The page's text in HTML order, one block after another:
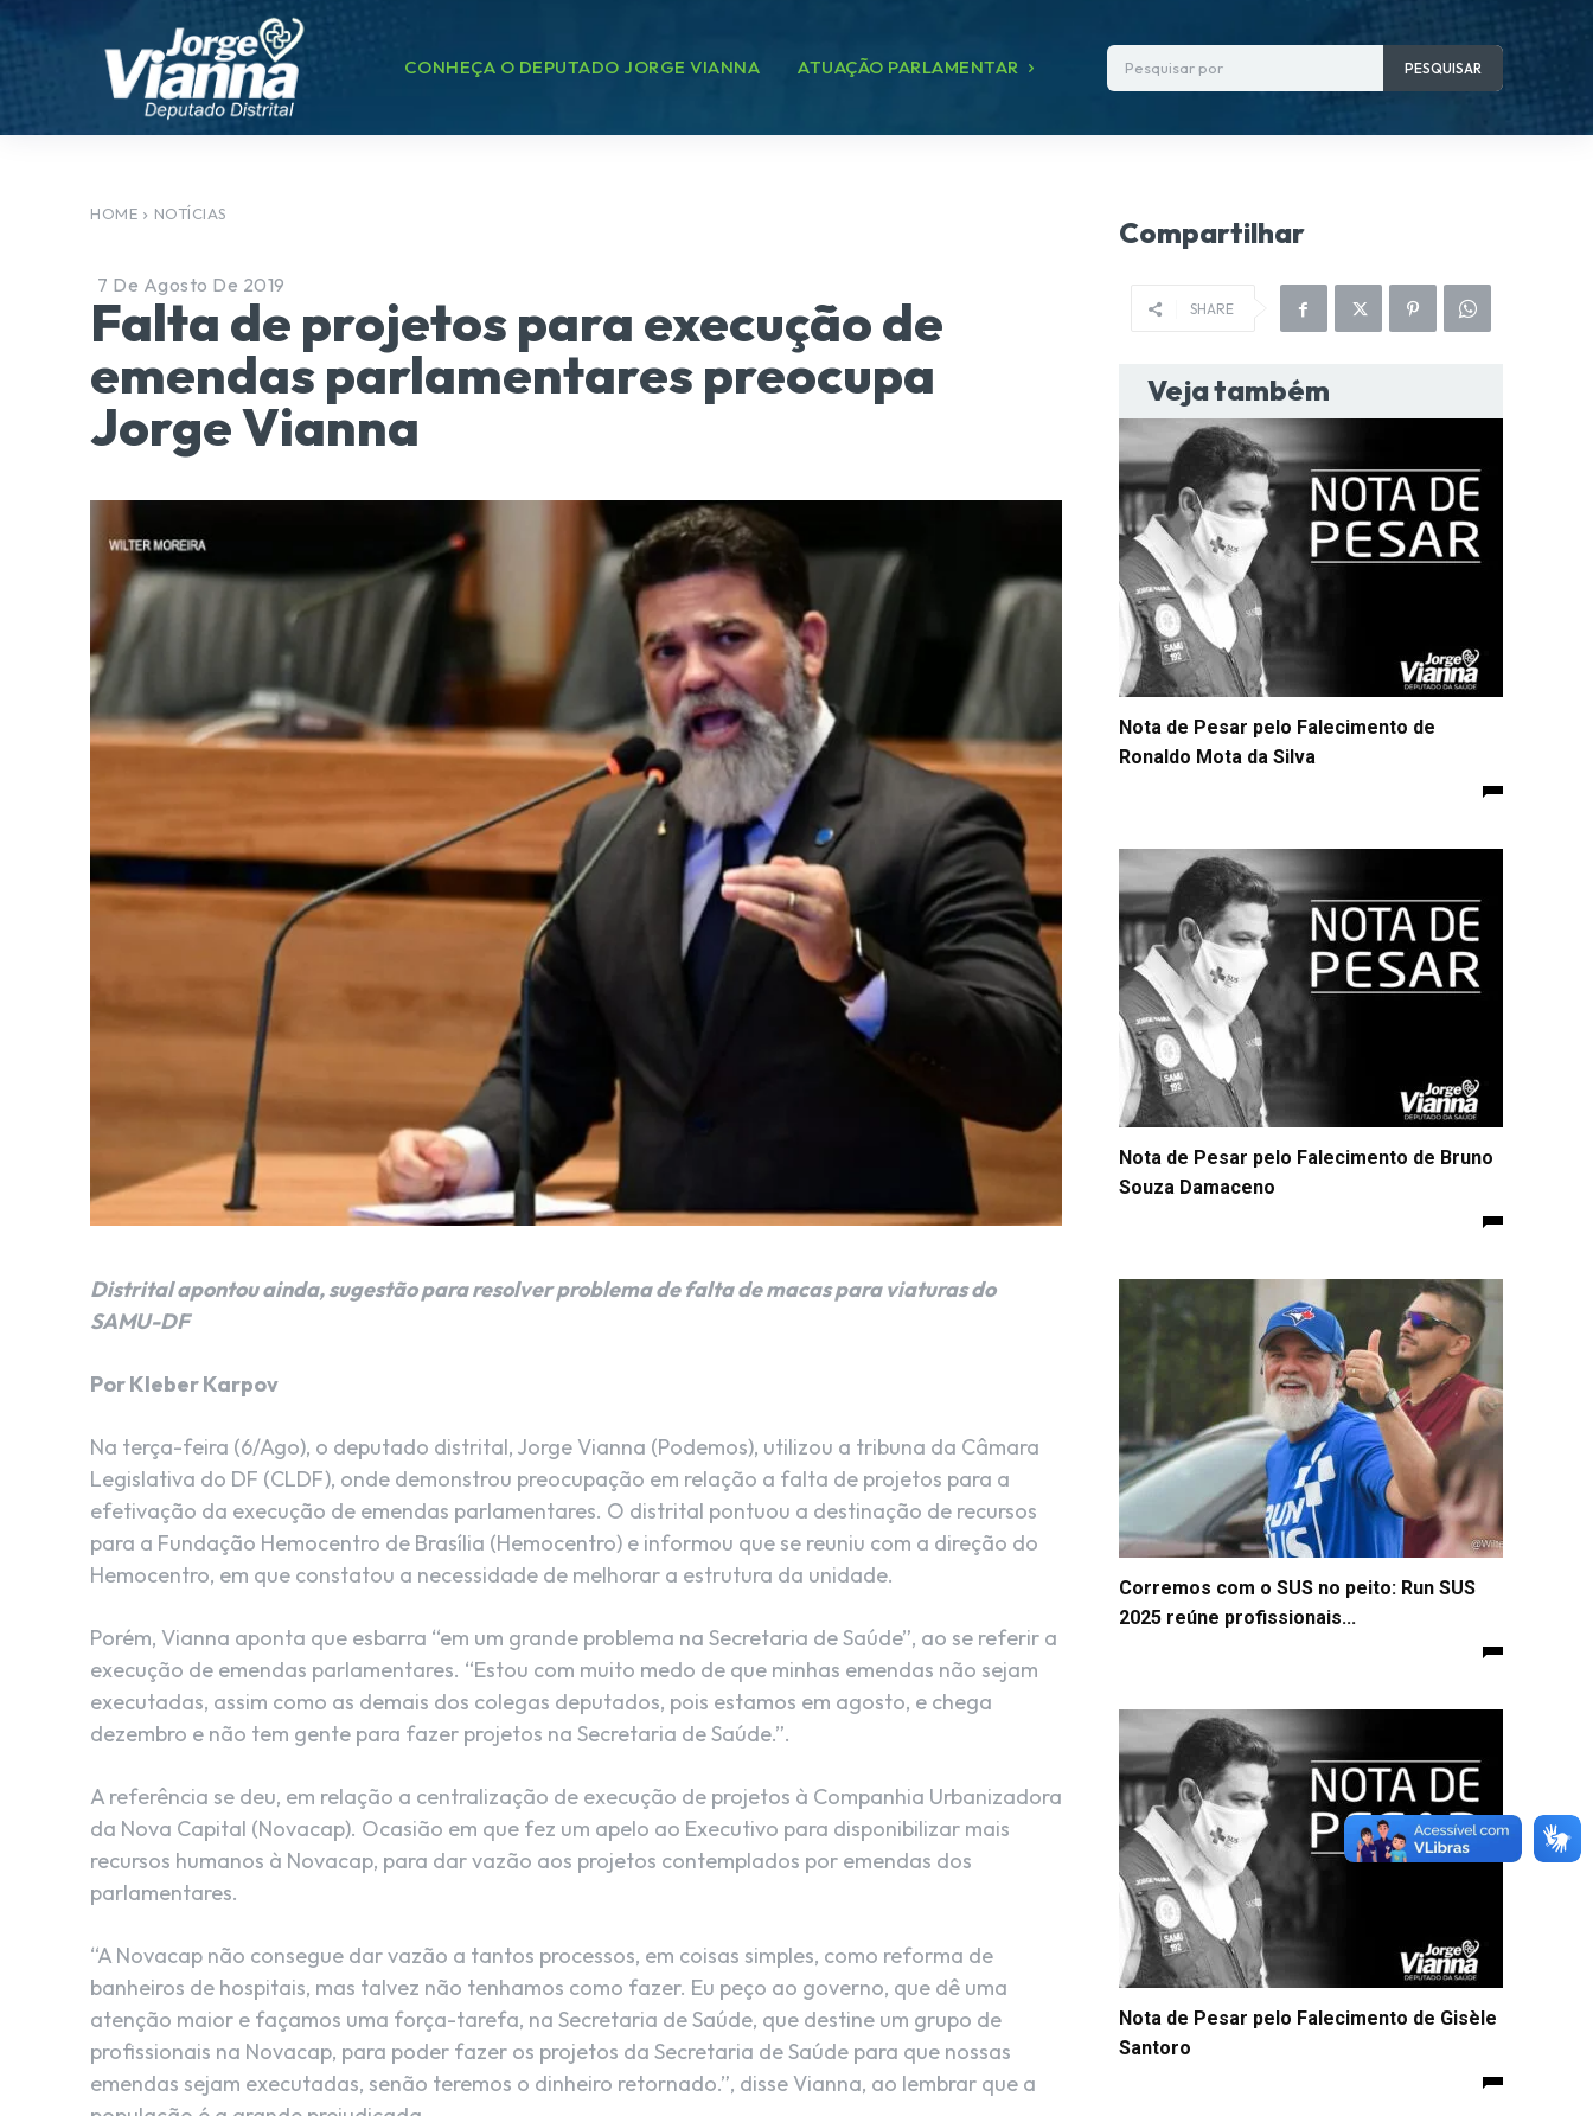
CONHEÇA O DEPUTADO JORGE VIANNA ATUAÇÃO PARLAMENTAR Pesquisar por PESQUISAR
HOME NOTÍCIAS
7 De Agosto De 2019
Falta de projetos para execução de
emendas parlamentares preocupa
Jorge Vianna
Distrital apontou ainda, sugestão para resolver problema de falta de macas para viaturas do
SAMU-DF
Por Kleber Karpov
Na terça-feira (6/Ago), o deputado distrital, Jorge Vianna (Podemos), utilizou a tribuna da Câmara
Legislativa do DF (CLDF), onde demonstrou preocupação em relação a falta de projetos para a
efetivação da execução de emendas parlamentares. O distrital pontuou a destinação de recursos
para a Fundação Hemocentro de Brasília (Hemocentro) e informou que se reuniu com a direção do
Hemocentro, em que constatou a necessidade de melhorar a estrutura da unidade.
Porém, Vianna aponta que esbarra “em um grande problema na Secretaria de Saúde”, ao se referir a
execução de emendas parlamentares. “Estou com muito medo de que minhas emendas não sejam
executadas, assim como as demais dos colegas deputados, pois estamos em agosto, e chega
dezembro e não tem gente para fazer projetos na Secretaria de Saúde.”.
A referência se deu, em relação a centralização de execução de projetos à Companhia Urbanizadora
da Nova Capital (Novacap). Ocasião em que fez um apelo ao Executivo para disponibilizar mais
recursos humanos à Novacap, para dar vazão aos projetos contemplados por emendas dos
parlamentares.
“A Novacap não consegue dar vazão a tantos processos, em coisas simples, como reforma de
banheiros de hospitais, mas talvez não tenhamos como fazer. Eu peço ao governo, que dê uma
atenção maior e façamos uma força-tarefa, na Secretaria de Saúde, que destine um grupo de
profissionais na Novacap, para poder fazer os projetos da Secretaria de Saúde para que nossas
emendas sejam executadas, senão teremos o dinheiro retornado.”, disse Vianna, ao lembrar que a
Compartilhar
SHARE
Veja também
Nota de Pesar pelo Falecimento de
Ronaldo Mota da Silva
Nota de Pesar pelo Falecimento de Bruno
Souza Damaceno
Corremos com o SUS no peito: Run SUS
2025 reúne profissionais...
Nota de Pesar pelo Falecimento de Gisèle
Santoro